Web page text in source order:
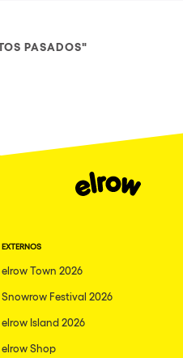
PASADOS"
EXTERNOS
elrow Town 2026
Snowrow Festival 2026
elrow Island 2026
elrow Shop